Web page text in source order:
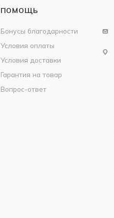
ПОМОЩЬ
Бонусы благодарности
Условия оплаты
Условия доставки
Гарантия на товар
Вопрос-ответ